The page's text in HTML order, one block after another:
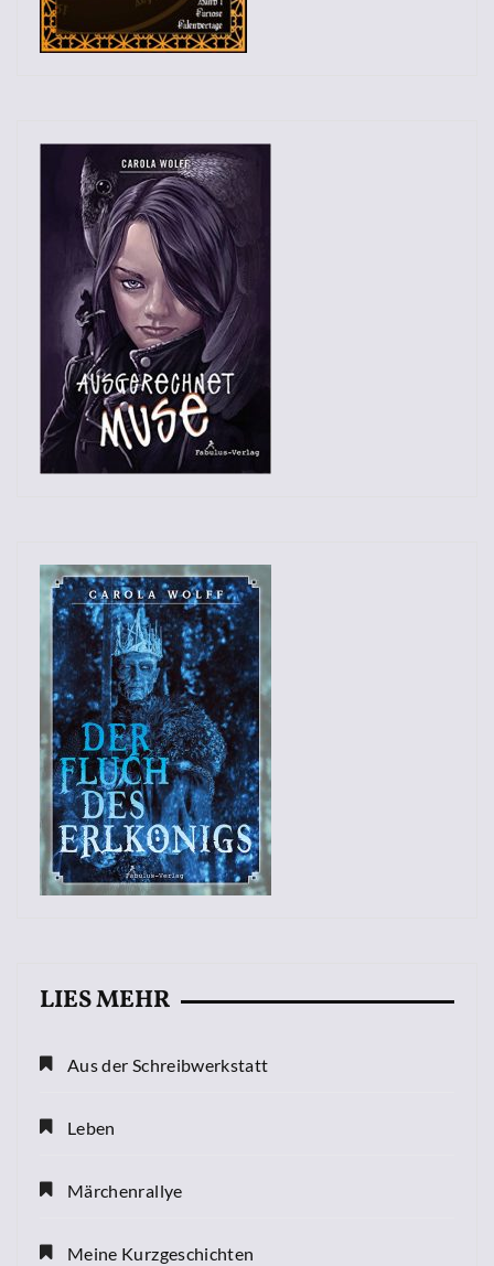
LIES MEHR
Aus der Schreibwerkstatt
Leben
Märchenrallye
Meine Kurzgeschichten